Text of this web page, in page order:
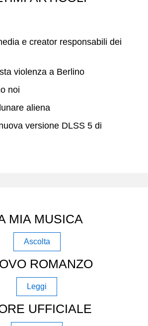
e creator responsabili dei
violenza a Berlino
noi
aliena
versione DLSS 5 di
MIA MUSICA
Ascolta
ROMANZO
Leggi
UFFICIALE